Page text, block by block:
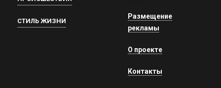
СТИЛЬ ЖИЗНИ
Размещение
рекламы
О проекте
Контакты